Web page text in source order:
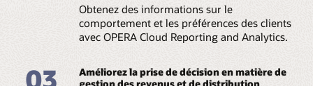
Obtenez des informations sur le
comportement et les préférences des clients
avec OPERA Cloud Reporting and Analytics.
Améliorez la prise de décision en matière de